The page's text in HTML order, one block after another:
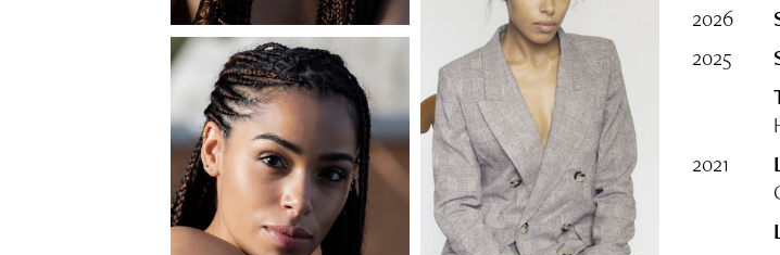
2026
2025
2021